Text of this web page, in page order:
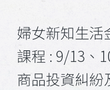
婦女新知生活
課程 : 9/13、
商品投資糾紛